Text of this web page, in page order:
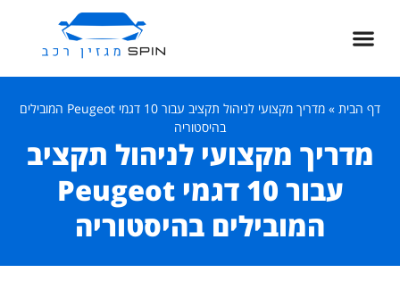
דף הבית »
מדריך מקצועי לניהול תקציב עבור 10 דגמי Peugeot המובילים
בהיסטוריה
מדריך מקצועי לניהול תקציב
עבור 10 דגמי Peugeot
המובילים בהיסטוריה